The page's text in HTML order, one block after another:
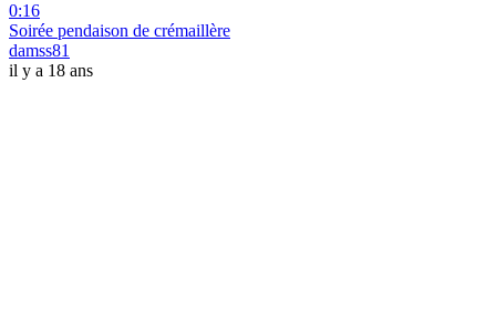
0:16
Soirée pendaison de crémaillère
damss81
il y a 18 ans